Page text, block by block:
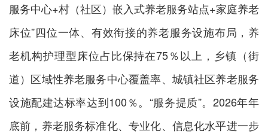
服务中心+村（社区）嵌入式养老服务站点+家庭养老
床位”四位一体、有效衔接的养老服务设施布局，养
老机构护理型床位占比保持在75％以上，乡镇（街
道）区域性养老服务中心覆盖率、城镇社区养老服务
设施配建达标率达到100％。“服务提质”。2026年年
底前，养老服务标准化、专业化、信息化水平进一步